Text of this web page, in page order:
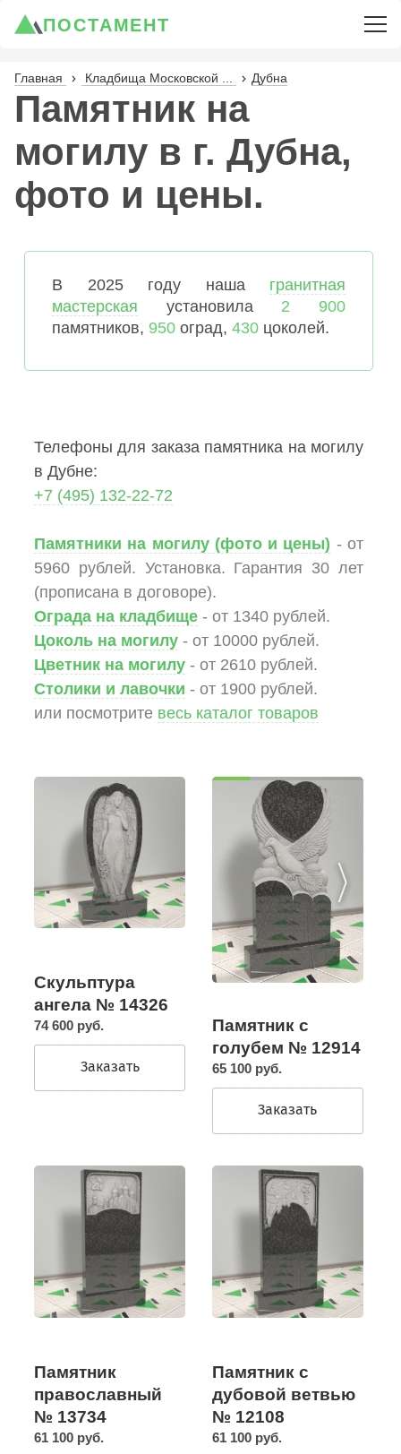
ПОСТАМЕНТ
Главная Кладбища Московской ... Дубна
Памятник на
могилу в г. Дубна,
фото и цены.
В 2025 году наша гранитная
мастерская установила 2 900
памятников, 950 оград, 430 цоколей.
Телефоны для заказа памятника на могилу
в Дубне:
+7 (495) 132-22-72
Памятники на могилу (фото и цены) - от
5960 рублей. Установка. Гарантия 30 лет
(прописана в договоре).
Ограда на кладбище - от 1340 рублей.
Цоколь на могилу - от 10000 рублей.
Цветник на могилу - от 2610 рублей.
Столики и лавочки - от 1900 рублей.
или посмотрите весь каталог товаров
Скульптура
ангела № 14326
74 600 руб.
Заказать
Памятник с
голубем № 12914
65 100 руб.
Заказать
Памятник
православный
№ 13734
61 100 руб.
Памятник с
дубовой ветвью
№ 12108
61 100 руб.